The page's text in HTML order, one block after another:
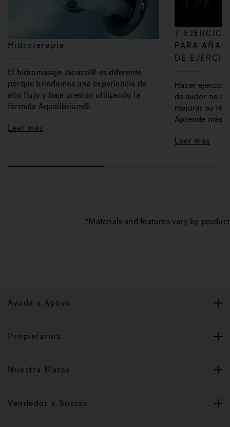
Hidroterapia
El hidromasaje Jacuzzi® es diferente
porque brindamos una experiencia de
alto flujo y baja presión utilizando la
fórmula Aqualibrium®.
Leer más
7
PARA
DE
Hacer
de sudor no
mejorar su
Aprende más.
Leer más
*Materials and features vary by product
Ayuda y Apoyo
Propietarios
Nuestra Marca
Vendedor y Socios